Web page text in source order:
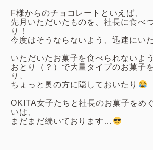
F様からのチョコレートといえば、
先月いただいたものを、社長に食べ
り！
今度はそうならないよう、迅速にい
いただいたお菓子を食べられないよう
おとり（？）で大量タイプのお菓子
り、
ちょっと奥の方に隠しておいたり
OKITA女子たちと社長のお菓子をめ
いは、
まだまだ続いております…